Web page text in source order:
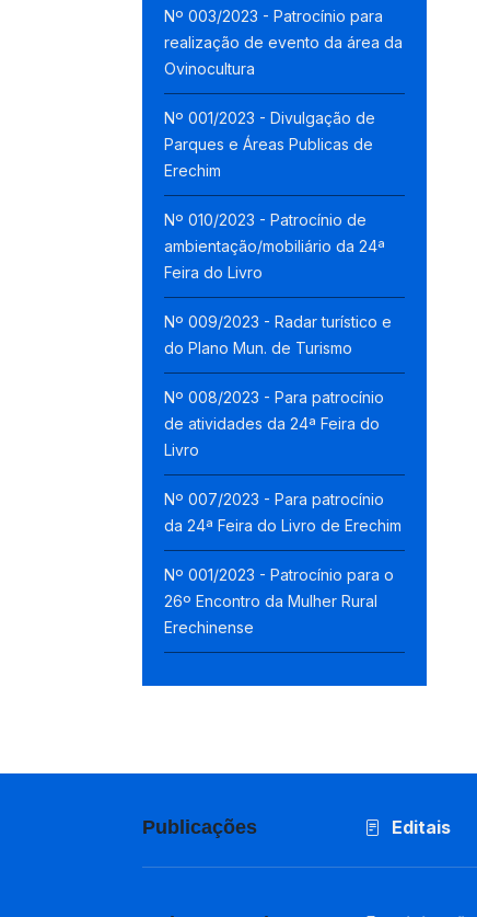
Nº 003/2023 - Patrocínio para
realização de evento da área da
Ovinocultura
Nº 001/2023 - Divulgação de
Parques e Áreas Publicas de
Erechim
Nº 010/2023 - Patrocínio de
ambientação/mobiliário da 24ª
Feira do Livro
Nº 009/2023 - Radar turístico e
do Plano Mun. de Turismo
Nº 008/2023 - Para patrocínio
de atividades da 24ª Feira do
Livro
Nº 007/2023 - Para patrocínio
da 24ª Feira do Livro de Erechim
Nº 001/2023 - Patrocínio para o
26º Encontro da Mulher Rural
Erechinense
Publicações Editais